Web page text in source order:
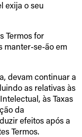
exija o seu
Termos for
manter-se-ão em
devam continuar a
as relativas às
às Taxas
da
efeitos após a
Termos.